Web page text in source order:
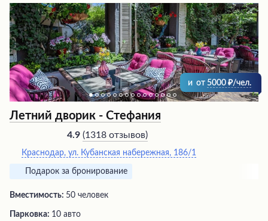
и от 5000 /чел.
Летний дворик - Стефания
4.9 (1318 отзывов)
Краснодар, ул. Кубанская набережная, 186/1
Подарок за бронирование
Вместимость: 50 человек
Парковка: 10 авто